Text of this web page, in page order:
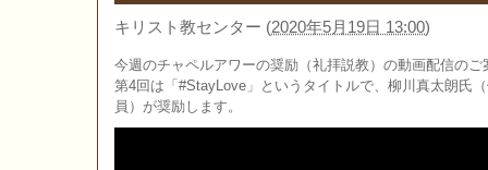
キリスト教センター (2020年5月19日 13:00)
今週のチャペルアワーの奨励（礼拝説教）の動画配信のご
第4回は「#StayLove」というタイトルで、柳川真太朗氏
員）が奨励します。